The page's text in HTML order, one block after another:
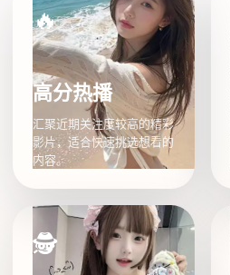
🔥
高分热播
汇聚近期关注度较高的精彩
影片，适合快速挑选想看的
内容。
🕵